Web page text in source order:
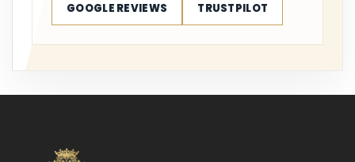
GOOGLE REVIEWS TRUSTPILOT